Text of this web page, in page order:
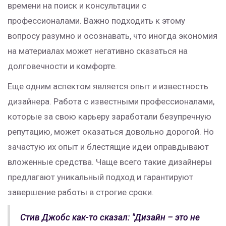
времени на поиск и консультации с
профессионалами. Важно подходить к этому
вопросу разумно и осознавать, что иногда экономия
на материалах может негативно сказаться на
долговечности и комфорте.
Еще одним аспектом является опыт и известность
дизайнера. Работа с известными профессионалами,
которые за свою карьеру заработали безупречную
репутацию, может оказаться довольно дорогой. Но
зачастую их опыт и блестящие идеи оправдывают
вложенные средства. Чаще всего такие дизайнеры
предлагают уникальный подход и гарантируют
завершение работы в строгие сроки.
Стив Джобс как-то сказал: "Дизайн – это не